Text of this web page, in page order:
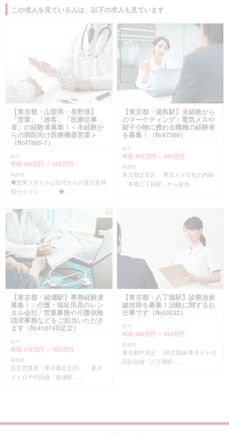
この求人を見ている人は、以下の求人も見ています
【東京都・山梨県・長野県】
「営業」「接客」「医療従事
者」の経験者募集！＜未経験か
らの病院向け医療機器営業＞
（№47865-1）
給与
年収 400万円 ～ 550万円
勤務地
◆営業スタイルは自宅からの直行直帰
型がメイン ◆...
【東京都・湯島駅】未経験から
のマーケティング / 電気メスや
鉗子小物に携わる職種の経験者
を募集！（№47366）
給与
年収 425万円 ～ 660万円
勤務地
東京都文京区 東京メトロ丸の内線
「本郷三丁目駅」から徒歩...
【東京都・綾瀬駅】事務経験者
募集！ / 介護・福祉用具のレン
タル会社 / 営業事務や介護保険
請求事務などをご担当いただき
ます（№41874D足立）
給与
年収 319万円 ～ 425万円
勤務地
足立営業所（東京都足立区） 東京
メトロ千代田線「綾瀬駅」...
【東京都・八丁堀駅】診療放射
線技師を募集！治験に関するお
仕事です（№50532）
給与
年収 489万円 ～ 553万円
勤務地
東京都中央区 JR京葉線/東京メトロ
日比谷線「八丁堀駅」...